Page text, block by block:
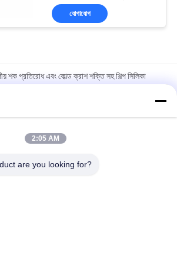
যোগাযোগ
শক প্রতিরোধ এবং কোল্ড ক্রাশ শক্তি সহ শিল্প সিলিকা
Heat Resistant Silica Fire Brick for High
Furnaces
Temperature Industrial Furnaces in
2:05 AM
are you looking for?